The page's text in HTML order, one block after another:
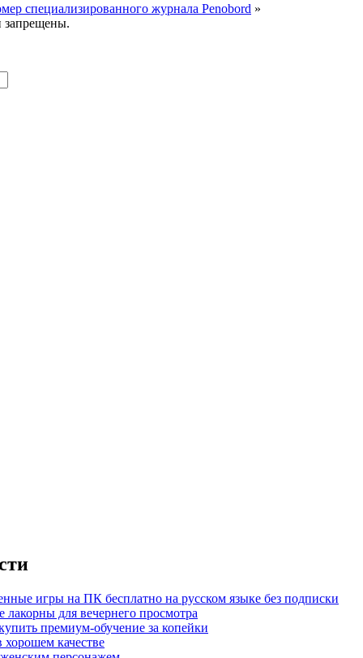
специализированного журнала Penobord »
запрещены.
игры на ПК бесплатно на русском языке без подписки
для вечернего просмотра
премиум-обучение за копейки
хорошем качестве